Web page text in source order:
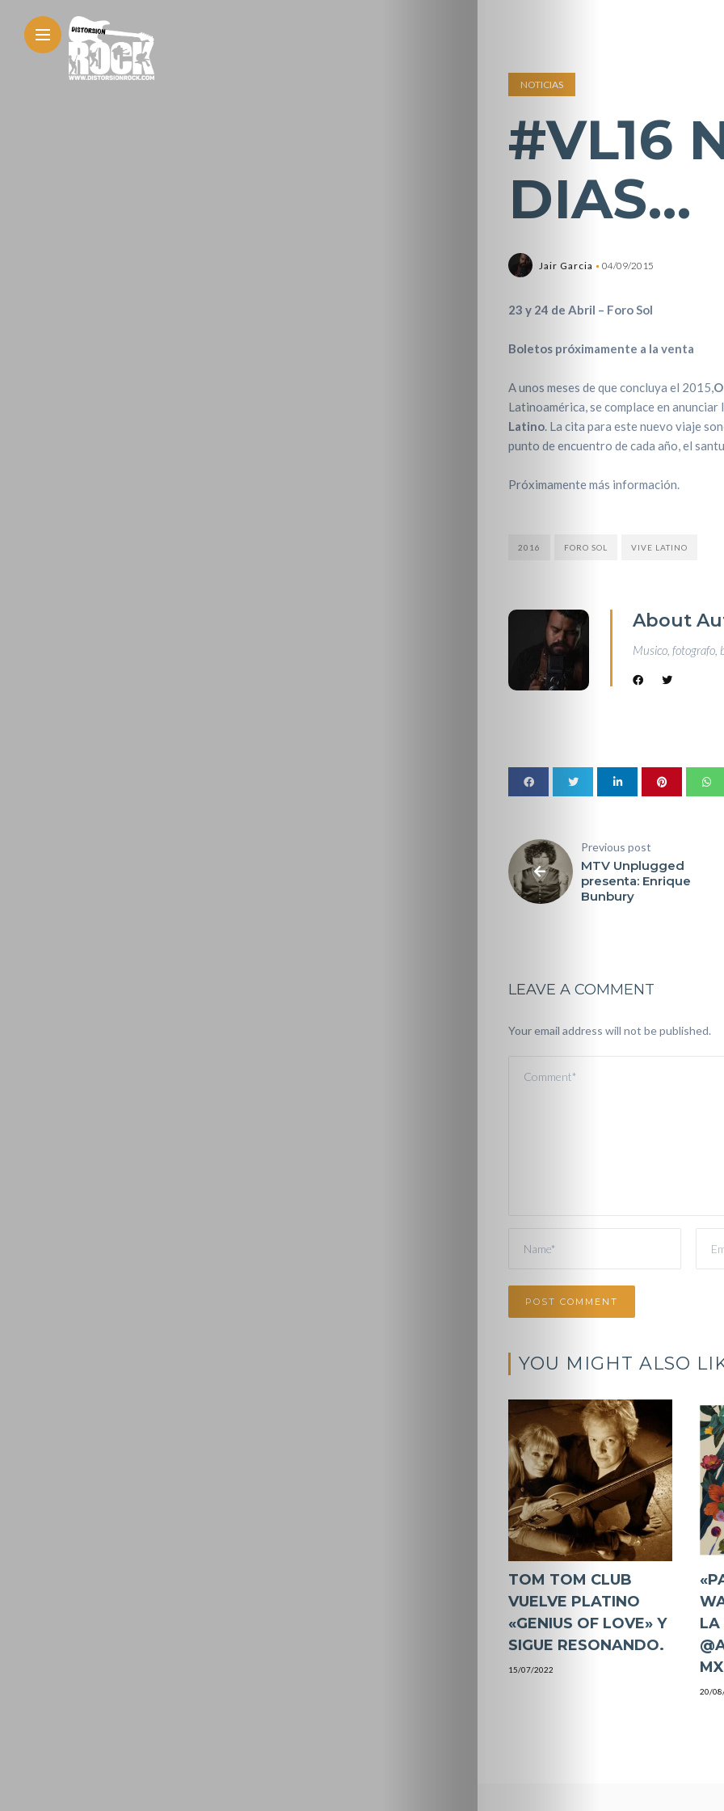
NOTICIAS
#VL16
DIAS…
Jair Garcia 04/09/2015
23 y 24 de Abril – Foro Sol
Boletos próximamente a la venta
A unos meses de que concluya el 2015,
Latinoamérica, se complace en anunciar
Latino. La cita para este nuevo viaje
punto de encuentro de cada año, el
Próximamente más información.
2016 FORO SOL VIVE LATINO
About
Musico, fotografo,
Previous post
MTV Unplugged
presenta: Enrique
Bunbury
LEAVE A COMMENT
Your email address will not be published.
YOU MIGHT ALSO
TOM TOM CLUB
VUELVE PLATINO
«GENIUS OF LOVE» Y
SIGUE RESONANDO.
15/07/2022
LA
MX
20/